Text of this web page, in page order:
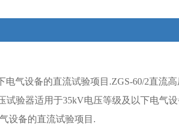
气设备的直流试验项目.ZGS-60/2直流
试验器适用于35kV电压等级及以下电气
设备的直流试验项目.